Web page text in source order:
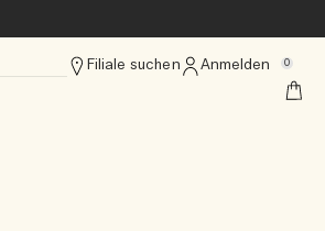
Filiale suchen Anmelden 0